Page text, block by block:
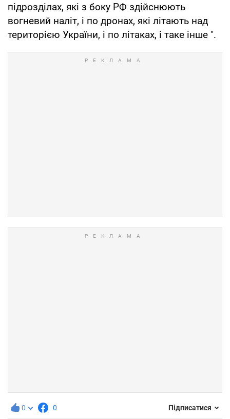
підрозділах, які з боку РФ здійснюють
вогневий наліт, і по дронах, які літають над
територією України, і по літаках, і таке інше ".
0 0 Підписатися